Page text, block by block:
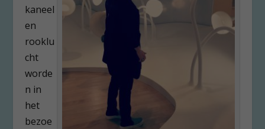
kaneel
en
rooklu
cht
worde
n in
het
bezoe